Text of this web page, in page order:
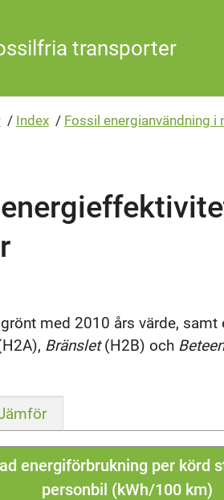
transporter
/ Index / Fossil energianvändning i
med 2010 års värde, samt
Bränslet(H2B) och
energiförbrukning per körd
personbil (kWh/100 km)